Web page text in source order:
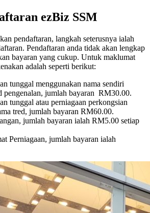
ezBiz SSM
pendaftaran, langkah seterusnya ialah
Pendaftaran anda tidak akan lengkap
bayaran yang cukup. Untuk maklumat
adalah seperti berikut:
tunggal menggunakan nama sendiri
pengenalan, jumlah bayaran RM30.00.
tunggal atau perniagaan perkongsian
tred, jumlah bayaran RM60.00.
jumlah bayaran ialah RM5.00 setiap
Perniagaan, jumlah bayaran ialah